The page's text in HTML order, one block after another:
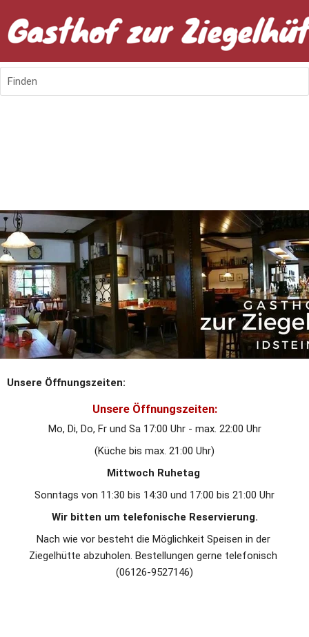
Finden
Unsere Öffnungszeiten:
Unsere Öffnungszeiten:
Mo, Di, Do, Fr und Sa 17:00 Uhr - max. 22:00 Uhr
(Küche bis max. 21:00 Uhr)
Mittwoch Ruhetag
Sonntags von 11:30 bis 14:30 und 17:00 bis 21:00 Uhr
Wir bitten um telefonische Reservierung.
Nach wie vor besteht die Möglichkeit Speisen in der
Ziegelhütte abzuholen. Bestellungen gerne telefonisch
(06126-9527146)